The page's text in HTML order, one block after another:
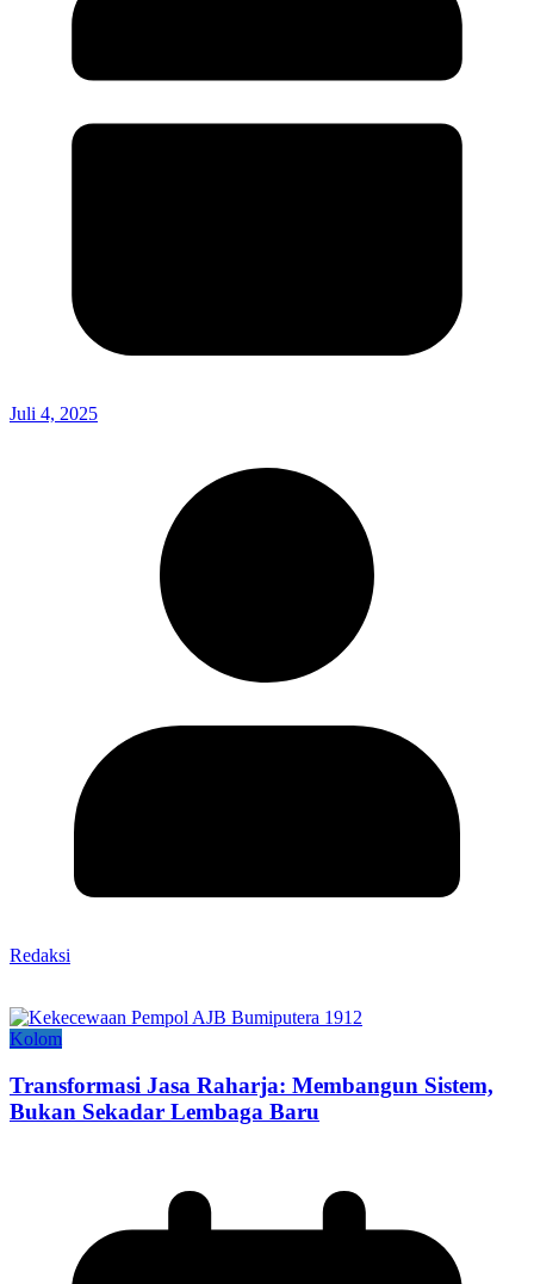
Juli 4, 2025
Redaksi
Kolom
Transformasi Jasa Raharja: Membangun Sistem,
Bukan Sekadar Lembaga Baru